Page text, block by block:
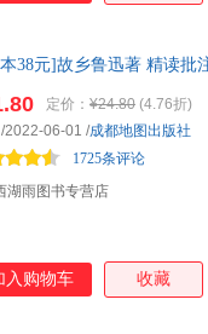
38元]故乡鲁迅著 精读批
38元 点击红色【N元场】
定价： ¥24.80 (4.76折)
湖雨图书专营店
1725条评论
/2022-06-01 /成都地图出版社
入购物车 收藏